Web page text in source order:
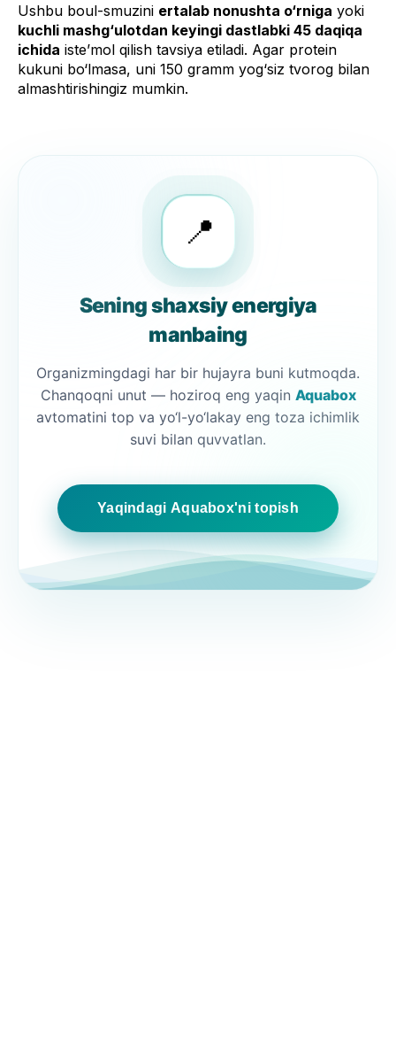
Ushbu boul-smuzini ertalab nonushta o‘rniga yoki
kuchli mashg‘ulotdan keyingi dastlabki 45 daqiqa
ichida iste’mol qilish tavsiya etiladi. Agar protein
kukuni bo‘lmasa, uni 150 gramm yog‘siz tvorog bilan
almashtirishingiz mumkin.
📍
Sening shaxsiy energiya
manbaing
Organizmingdagi har bir hujayra buni kutmoqda.
Chanqoqni unut — hoziroq eng yaqin Aquabox
avtomatini top va yo‘l-yo‘lakay eng toza ichimlik
suvi bilan quvvatlan.
Yaqindagi Aquabox'ni topish